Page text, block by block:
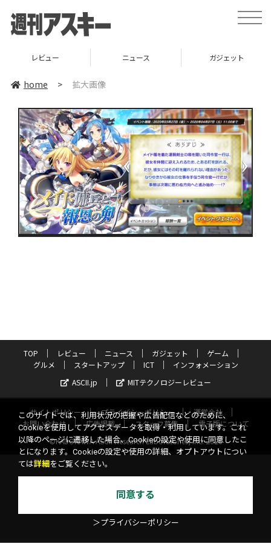
toggle
レビュー ニュース ガジェット
home > 拡大画像
TOP レビュー ニュース ガジェット
ゲーム
グルメ
スタートアップ ICT
インフォメーション
ASCII.jp
MITテクノロジーレビュー
サイトポリシー プライバシーポリシー
運営会社
お問い合わせ
広告掲載 スタッフ募集
電子版について
©KADOKAWA ASCII Research Laboratories, Inc. 2026
このサイトでは、利用状況の把握や広告配信などのために、
Cookieを使用してアクセスデータを取得・利用しています。これ
以降のページに遷移した場合、Cookieの設定や使用に同意したこ
とになります。Cookieの設定や使用の詳細、オプトアウトについ
ては詳細 をご覧ください。
同意する
＞プライバシーポリシー